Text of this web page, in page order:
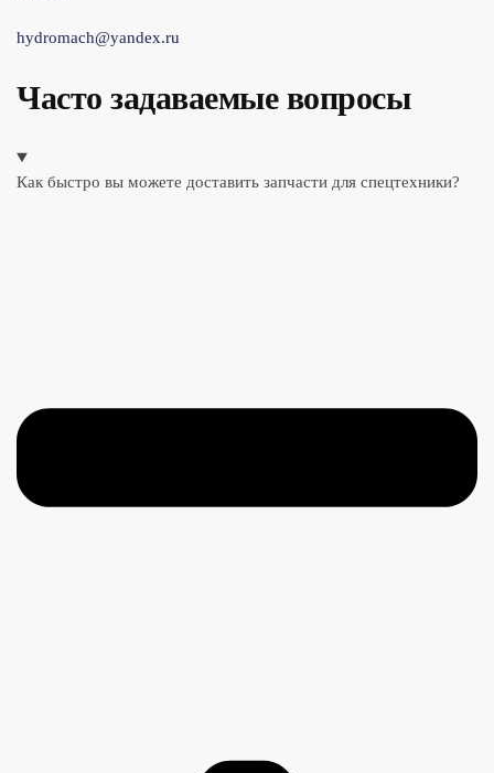
hydromach@yandex.ru
Часто задаваемые вопросы
Как быстро вы можете доставить запчасти для спецтехники?